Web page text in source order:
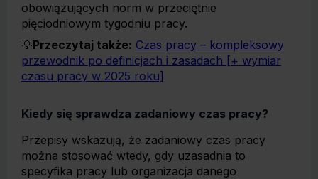
obowiązujących norm w przeciętnie
pięciodniowym tygodniu pracy.
💡Przeczytaj także: Czas pracy – kompleksowy
przewodnik po definicjach i zasadach [+ wymiar
czasu pracy w 2025 roku]
Kiedy się sprawdza zadaniowy czas pracy?
Przepisy wskazują, że zadaniowy czas pracy
można stosować wtedy, gdy uzasadnia to
specyfika pracy lub organizacja danego